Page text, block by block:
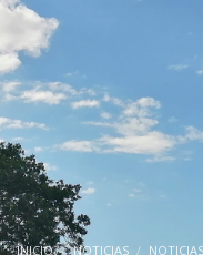
INICIO NOTICIAS
NOTICIAS